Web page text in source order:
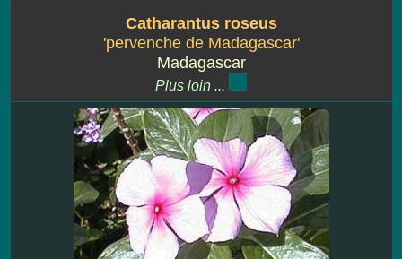
Catharantus roseus
'pervenche de Madagascar'
Madagascar
Plus loin ...